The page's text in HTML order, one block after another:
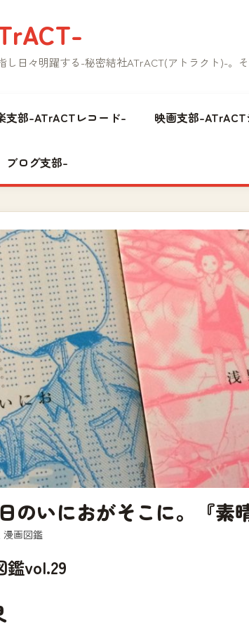
し日々明躍する-秘密結社ATrACT(アトラクト)-。そ
支部-ATrACTレコード- 映画支部-
ブログ支部-
のいにおがそこに。『素
漫画図鑑
vol.29